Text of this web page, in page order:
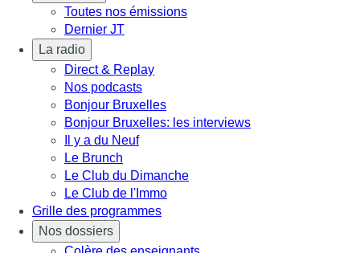
Toutes nos émissions
Dernier JT
La radio
Direct & Replay
Nos podcasts
Bonjour Bruxelles
Bonjour Bruxelles: les interviews
Il y a du Neuf
Le Brunch
Le Club du Dimanche
Le Club de l'Immo
Grille des programmes
Nos dossiers